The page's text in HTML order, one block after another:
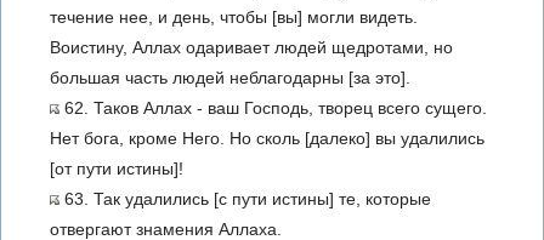
течение нее, и день, чтобы [вы] могли видеть.
Воистину, Аллах одаривает людей щедротами, но
большая часть людей неблагодарны [за это].
62. Таков Аллах - ваш Господь, творец всего сущего.
Нет бога, кроме Него. Но сколь [далеко] вы удалились
[от пути истины]!
63. Так удалились [с пути истины] те, которые
отвергают знамения Аллаха.